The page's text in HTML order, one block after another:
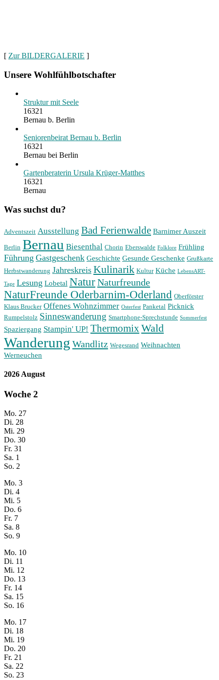
[ Zur BILDERGALERIE ]
Unsere Wohlfühlbotschafter
Struktur mit Seele
16321
Bernau b. Berlin
Seniorenbeirat Bernau b. Berlin
16321
Bernau bei Berlin
Gartenberaterin Ursula Krüger-Matthes
16321
Bernau
Was suchst du?
Adventszeit Ausstellung Bad Ferienwalde Barnimer Auszeit
Berlin Bernau Biesenthal Chorin Eberswalde Folklore Frühling
Führung Gastgeschenk Geschichte Gesunde Geschenke Grußkarte
Herbstwanderung Jahreskreis Kulinarik Kultur Küche LebensART-
Tage Lesung Lobetal NaturNaturfreunde
NaturFreunde Oderbarnim-Oderland Oberförster
Klaus Brucker Offenes Wohnzimmer Osterfest Panketal Picknick
Rumpelstolz Sinneswanderung Smartphone-Sprechstunde Sommerfest
Spaziergang Stampin' UP! ThermomixWald
Wanderung Wandlitz Wegesrand Weihnachten
Werneuchen
2026 August
Woche 2
Mo. 27
Di. 28
Mi. 29
Do. 30
Fr. 31
Sa. 1
So. 2
Mo. 3
Di. 4
Mi. 5
Do. 6
Fr. 7
Sa. 8
So. 9
Mo. 10
Di. 11
Mi. 12
Do. 13
Fr. 14
Sa. 15
So. 16
Mo. 17
Di. 18
Mi. 19
Do. 20
Fr. 21
Sa. 22
So. 23